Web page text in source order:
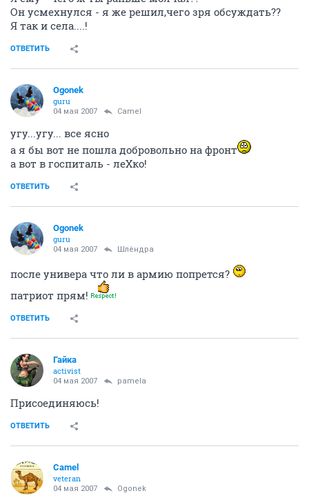
Он усмехнулся - я же решил,чего зря обсуждать??
Я так и села....!
ОТВЕТИТЬ
Ogonek
guru
04 мая 2007 Camel
угу...угу... все ясно
а я бы вот не пошла добровольно на фронт
а вот в госпиталь - леХко!
ОТВЕТИТЬ
Ogonek
guru
04 мая 2007 Шлёндра
после универа что ли в армию попрется?
патриот прям!
ОТВЕТИТЬ
Гайка
activist
04 мая 2007 pamela
Присоединяюсь!
ОТВЕТИТЬ
Camel
veteran
04 мая 2007 Ogonek